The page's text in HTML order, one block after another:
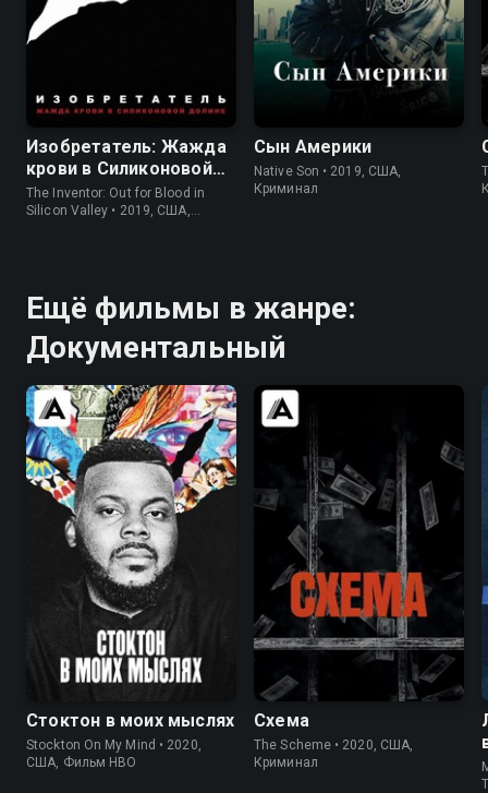
Изобретатель: Жажда
крови в Силиконовой
долине
The Inventor: Out for Blood in
Silicon Valley • 2019, США,
5.9 5.7
Сын Америки
Native Son • 2019, США,
Криминал
Ещё фильмы в жанре:
Документальный
Стоктон в моих мыслях
Stockton On My Mind • 2020,
США, Фильм HBO
7.2 7.1
Схема
The Scheme • 2020, США,
Криминал